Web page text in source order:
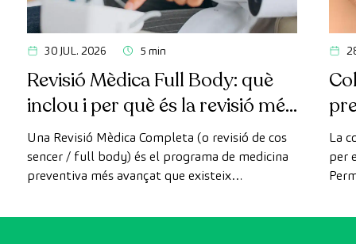
30 JUL. 2026 5 min
Revisió Mèdica Full Body: què
inclou i per què és la revisió més
avançada
Una Revisió Mèdica Completa (o revisió de cos
sencer / full body) és el programa de medicina
preventiva més avançat que existeix
convencionals, aquesta revisió utilitza la
La
per